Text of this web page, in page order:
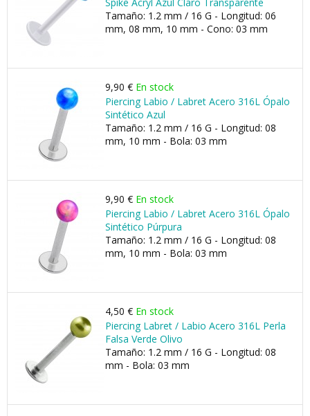
Tamaño: 1.2 mm / 16 G - Longitud: 06
mm, 08 mm, 10 mm - Cono: 03 mm
9,90 € En stock
Piercing Labio / Labret Acero 316L Ópalo
Sintético Azul
Tamaño: 1.2 mm / 16 G - Longitud: 08
mm, 10 mm - Bola: 03 mm
9,90 € En stock
Piercing Labio / Labret Acero 316L Ópalo
Sintético Púrpura
Tamaño: 1.2 mm / 16 G - Longitud: 08
mm, 10 mm - Bola: 03 mm
4,50 € En stock
Piercing Labret / Labio Acero 316L Perla
Falsa Verde Olivo
Tamaño: 1.2 mm / 16 G - Longitud: 08
mm - Bola: 03 mm